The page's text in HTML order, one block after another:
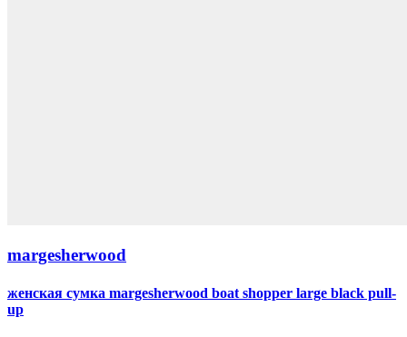
margesherwood
женская сумка margesherwood boat shopper large black pull-
up